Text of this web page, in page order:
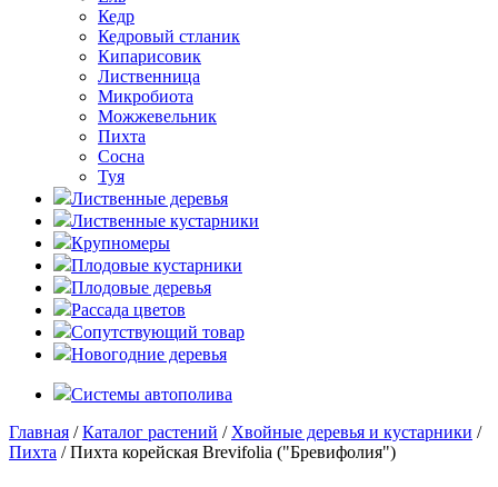
Кедр
Кедровый стланик
Кипарисовик
Лиственница
Микробиота
Можжевельник
Пихта
Сосна
Туя
Лиственные деревья
Лиственные кустарники
Крупномеры
Плодовые кустарники
Плодовые деревья
Рассада цветов
Сопутствующий товар
Новогодние деревья
Системы автополива
Главная /Каталог растений / Хвойные деревья и кустарники /
Пихта / Пихта корейская Brevifolia ("Бревифолия")